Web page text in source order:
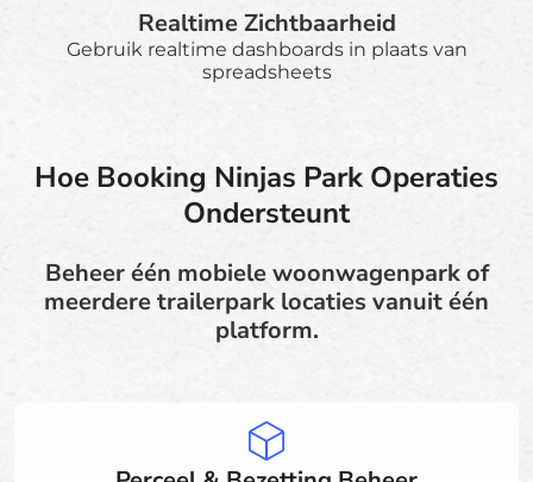
Realtime Zichtbaarheid
Gebruik realtime dashboards in plaats van
spreadsheets
Hoe Booking Ninjas Park Operaties
Ondersteunt
Beheer één mobiele woonwagenpark of
meerdere trailerpark locaties vanuit één
platform.